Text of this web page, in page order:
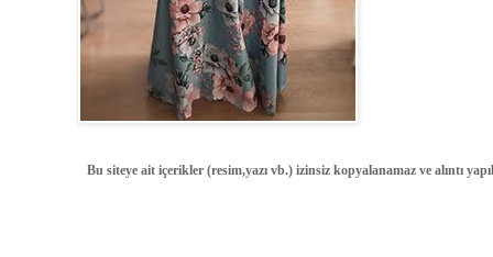
Bu siteye ait içerikler (resim,yazı vb.) izinsiz kopyalanamaz ve alıntı